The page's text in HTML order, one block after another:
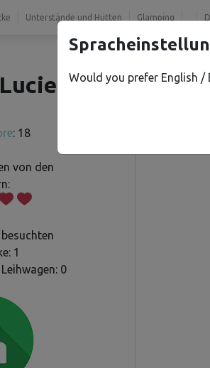
Unterstände und Hütten Glamping
Lucie M.
: 18
von den
1
0
Would you prefer English /